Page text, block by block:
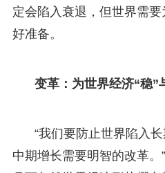
定会陷入衰退，但世界需
好准备。
变革：为世界经济“稳”
“我们要防止世界陷入
中期增长需要明智的改革